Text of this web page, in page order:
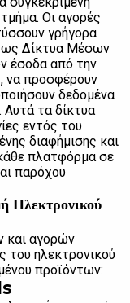
Οι αγορές
γρήγορα
ως Δίκτυα Μέσων
έσοδα από την
να προσφέρουν
δεδομένα
τα δίκτυα
εντός του
διαφήμισης και
πλατφόρμα σε
παρόχου
Ηλεκτρονικού
και αγορών
του ηλεκτρονικού
προϊόντων: